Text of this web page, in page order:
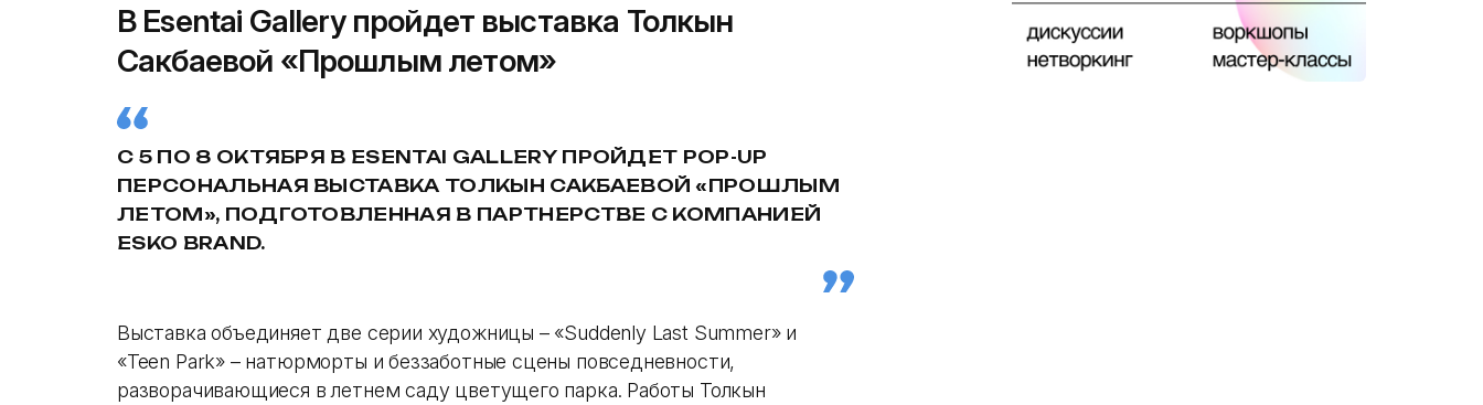
В Esentai Gallery пройдет выставка Толкын
Сакбаевой «Прошлым летом»
С 5 ПО 8 ОКТЯБРЯ В ESENTAI GALLERY ПРОЙДЕТ POP-UP
ПЕРСОНАЛЬНАЯ ВЫСТАВКА ТОЛКЫН САКБАЕВОЙ «ПРОШЛЫМ
ЛЕТОМ», ПОДГОТОВЛЕННАЯ В ПАРТНЕРСТВЕ С КОМПАНИЕЙ
ESKO BRAND.
Выставка объединяет две серии художницы – «Suddenly Last Summer» и
«Teen Park» – натюрморты и беззаботные сцены повседневности,
разворачивающиеся в летнем саду цветущего парка. Работы Толкын